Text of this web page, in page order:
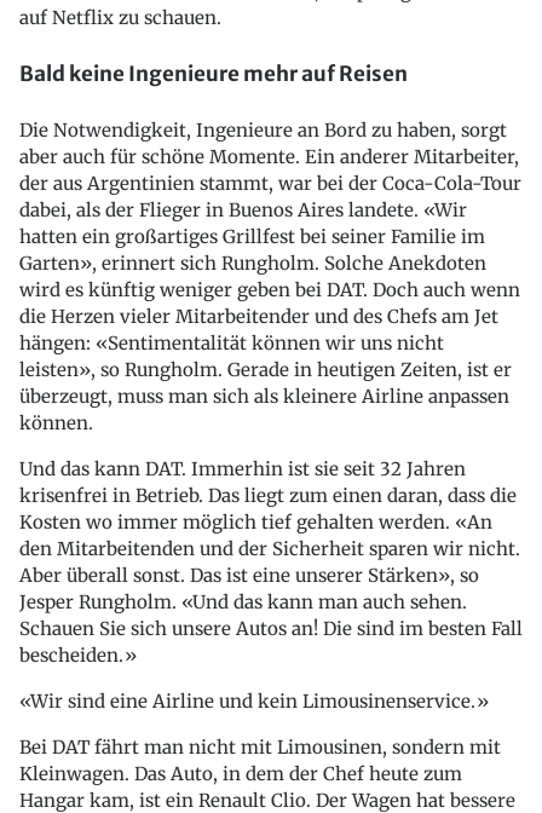
auf Netflix zu schauen.
Bald keine Ingenieure mehr auf Reisen
Die Notwendigkeit, Ingenieure an Bord zu haben, sorgt
aber auch für schöne Momente. Ein anderer Mitarbeiter,
der aus Argentinien stammt, war bei der Coca-Cola-Tour
dabei, als der Flieger in Buenos Aires landete. «Wir
hatten ein großartiges Grillfest bei seiner Familie im
Garten», erinnert sich Rungholm. Solche Anekdoten
wird es künftig weniger geben bei DAT. Doch auch wenn
die Herzen vieler Mitarbeitender und des Chefs am Jet
hängen: «Sentimentalität können wir uns nicht
leisten», so Rungholm. Gerade in heutigen Zeiten, ist er
überzeugt, muss man sich als kleinere Airline anpassen
können.
Und das kann DAT. Immerhin ist sie seit 32 Jahren
krisenfrei in Betrieb. Das liegt zum einen daran, dass die
Kosten wo immer möglich tief gehalten werden. «An
den Mitarbeitenden und der Sicherheit sparen wir nicht.
Aber überall sonst. Das ist eine unserer Stärken», so
Jesper Rungholm. «Und das kann man auch sehen.
Schauen Sie sich unsere Autos an! Die sind im besten Fall
bescheiden.»
Wir sind eine Airline und kein Limousinenservice.
Bei DAT fährt man nicht mit Limousinen, sondern mit
Kleinwagen. Das Auto, in dem der Chef heute zum
Hangar kam, ist ein Renault Clio. Der Wagen hat bessere